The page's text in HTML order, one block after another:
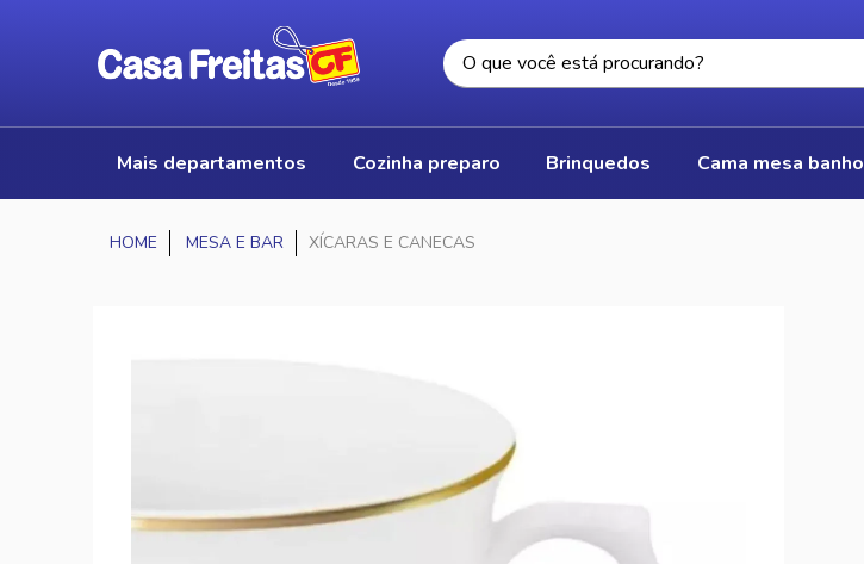
mais departamentos cozinha preparo brinquedos cama mesa banho
MESA E BAR XÍCARAS E CANECAS